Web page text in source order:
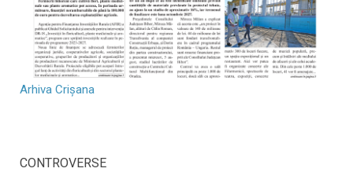
Arhiva Crișana
CONTROVERSE